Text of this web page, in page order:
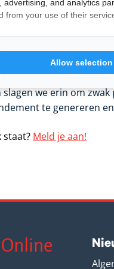
werkgever van de
toekomstgericht.
we erin om
te genereren
staat? Meld je aan!
Online
and analytics
from your use of their
Allow selection